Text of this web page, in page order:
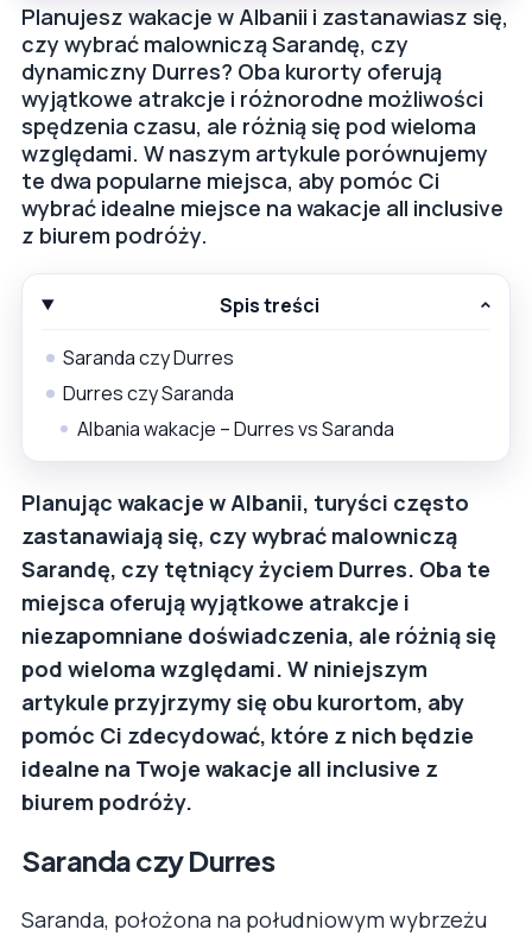
Planujesz wakacje w Albanii i zastanawiasz się,
czy wybrać malowniczą Sarandę, czy
dynamiczny Durres? Oba kurorty oferują
wyjątkowe atrakcje i różnorodne możliwości
spędzenia czasu, ale różnią się pod wieloma
względami. W naszym artykule porównujemy
te dwa popularne miejsca, aby pomóc Ci
wybrać idealne miejsce na wakacje all inclusive
z biurem podróży.
Spis treści
Saranda czy Durres
Durres czy Saranda
Albania wakacje – Durres vs Saranda
Planując wakacje w Albanii, turyści często
zastanawiają się, czy wybrać malowniczą
Sarandę, czy tętniący życiem Durres. Oba te
miejsca oferują wyjątkowe atrakcje i
niezapomniane doświadczenia, ale różnią się
pod wieloma względami. W niniejszym
artykule przyjrzymy się obu kurortom, aby
pomóc Ci zdecydować, które z nich będzie
idealne na Twoje wakacje all inclusive z
biurem podróży.
Saranda czy Durres
Saranda, położona na południowym wybrzeżu